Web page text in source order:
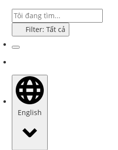
Filter: Tất cả
English